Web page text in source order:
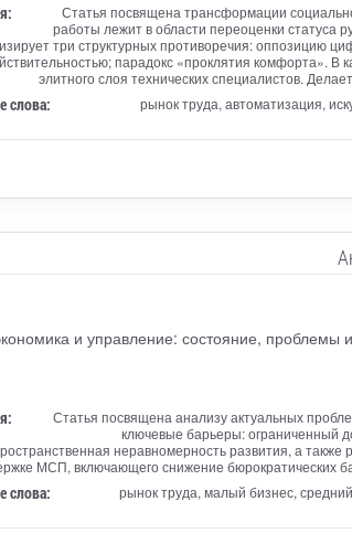
Статья посвящена трансформации
работы лежит в области переоценки статуса
три структурных противоречия: оппозицию
парадокс «проклятия комфорта». В
элитного слоя технических специалистов.
слова:
рынок труда, автоматизация,
и управление: состояние, проблемы
Статья посвящена анализу актуальных
ключевые барьеры: ограниченный
неравномерность развития, а
МСП, включающего снижение бюрократических
слова:
рынок труда, малый бизнес,